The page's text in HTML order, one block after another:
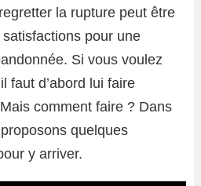
la rupture peut être
pour une
Si vous voulez
faut d’abord lui faire
comment faire ? Dans
quelques
y arriver.